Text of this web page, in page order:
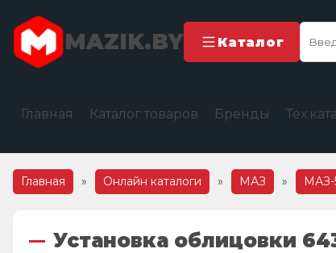
MAZIK.BY Каталог
Главная Каталог товаров Бренды
Главная » Онлайн каталоги » МАЗ » МАЗ-
Установка облицовки